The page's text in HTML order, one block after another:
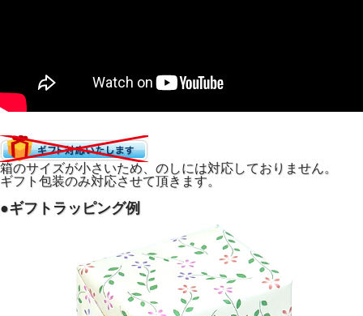
箱のサイズが小さいため、のしには対応しておりません。
ギフト包装のみ対応させて頂きます。
●ギフトラッピング例